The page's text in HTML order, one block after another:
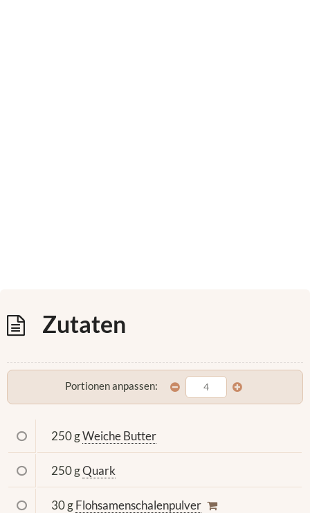
Zutaten
Portionen anpassen:
250 gWeiche Butter
250 gQuark
30 gFlohsamenschalenpulver